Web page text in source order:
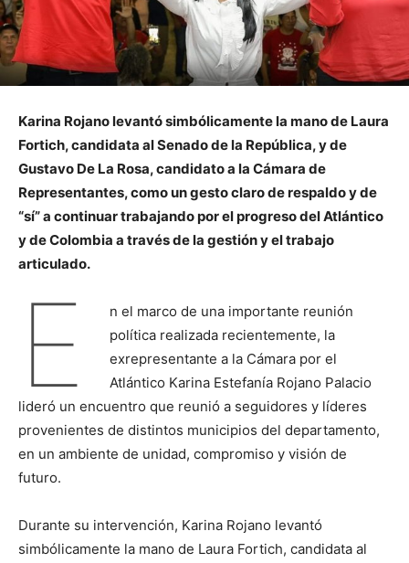
Karina Rojano levantó simbólicamente la mano de Laura
Fortich, candidata al Senado de la República, y de
Gustavo De La Rosa, candidato a la Cámara de
Representantes, como un gesto claro de respaldo y de
“sí” a continuar trabajando por el progreso del Atlántico
y de Colombia a través de la gestión y el trabajo
articulado.
E
n el marco de una importante reunión
política realizada recientemente, la
exrepresentante a la Cámara por el
Atlántico Karina Estefanía Rojano Palacio
lideró un encuentro que reunió a seguidores y líderes
provenientes de distintos municipios del departamento,
en un ambiente de unidad, compromiso y visión de
futuro.
Durante su intervención, Karina Rojano levantó
simbólicamente la mano de Laura Fortich, candidata al